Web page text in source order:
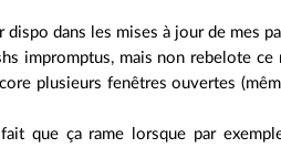
dispo dans les mises à jour de mes
impromptus, mais non rebelote
plusieurs fenêtres ouvertes
que ça rame lorsque par